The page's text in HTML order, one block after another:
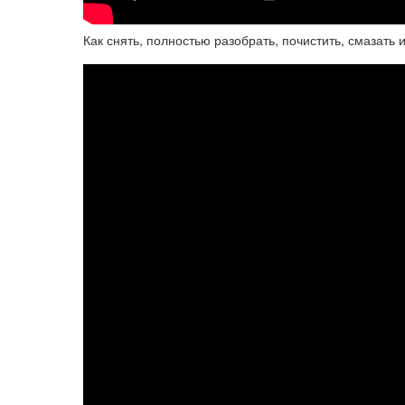
Как снять, полностью разобрать, почистить,